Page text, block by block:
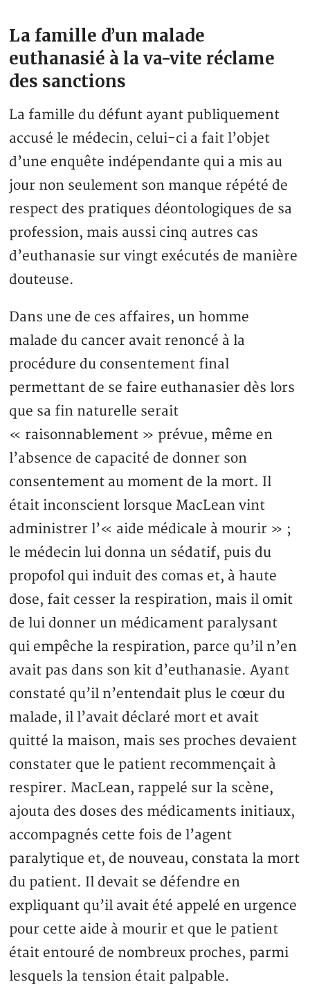
La famille d’un malade
euthanasié à la va-vite réclame
des sanctions
La famille du défunt ayant publiquement
accusé le médecin, celui-ci a fait l’objet
d’une enquête indépendante qui a mis au
jour non seulement son manque répété de
respect des pratiques déontologiques de sa
profession, mais aussi cinq autres cas
d’euthanasie sur vingt exécutés de manière
douteuse.
Dans une de ces affaires, un homme
malade du cancer avait renoncé à la
procédure du consentement final
permettant de se faire euthanasier dès lors
que sa fin naturelle serait
« raisonnablement » prévue, même en
l’absence de capacité de donner son
consentement au moment de la mort. Il
était inconscient lorsque MacLean vint
administrer l’« aide médicale à mourir » ;
le médecin lui donna un sédatif, puis du
propofol qui induit des comas et, à haute
dose, fait cesser la respiration, mais il omit
de lui donner un médicament paralysant
qui empêche la respiration, parce qu’il n’en
avait pas dans son kit d’euthanasie. Ayant
constaté qu’il n’entendait plus le cœur du
malade, il l’avait déclaré mort et avait
quitté la maison, mais ses proches devaient
constater que le patient recommençait à
respirer. MacLean, rappelé sur la scène,
ajouta des doses des médicaments initiaux,
accompagnés cette fois de l’agent
paralytique et, de nouveau, constata la mort
du patient. Il devait se défendre en
expliquant qu’il avait été appelé en urgence
pour cette aide à mourir et que le patient
était entouré de nombreux proches, parmi
lesquels la tension était palpable.